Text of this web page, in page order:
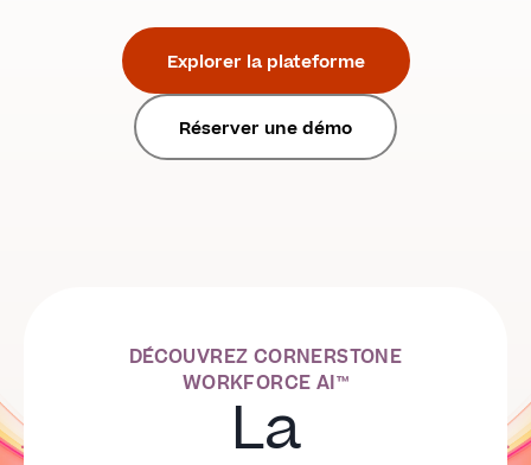
Explorer la plateforme
Réserver une démo
DÉCOUVREZ CORNERSTONE
WORKFORCE AI™
La